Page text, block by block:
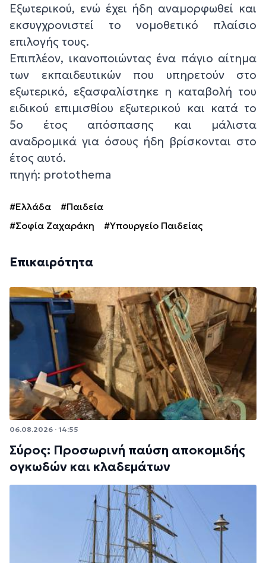
Εξωτερικού, ενώ έχει ήδη αναμορφωθεί και
εκσυγχρονιστεί το νομοθετικό πλαίσιο
επιλογής τους.
Επιπλέον, ικανοποιώντας ένα πάγιο αίτημα
των εκπαιδευτικών που υπηρετούν στο
εξωτερικό, εξασφαλίστηκε η καταβολή του
ειδικού επιμισθίου εξωτερικού και κατά το
5ο έτος απόσπασης και μάλιστα
αναδρομικά για όσους ήδη βρίσκονται στο
έτος αυτό.
πηγή: protothema
#Ελλάδα
#Παιδεία
#Σοφία Ζαχαράκη
#Υπουργείο Παιδείας
Επικαιρότητα
06.08.2026 · 14:55
Σύρος: Προσωρινή παύση αποκομιδής
ογκωδών και κλαδεμάτων